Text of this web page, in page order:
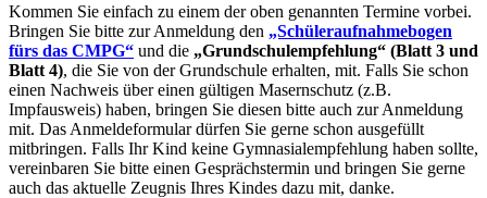
Kommen Sie einfach zu einem der oben genannten Termine vorbei.
Bringen Sie bitte zur Anmeldung den „Schüleraufnahmebogen
fürs das CMPG“ und die „Grundschulempfehlung“ (Blatt 3 und
Blatt 4), die Sie von der Grundschule erhalten, mit. Falls Sie schon
einen Nachweis über einen gültigen Masernschutz (z.B.
Impfausweis) haben, bringen Sie diesen bitte auch zur Anmeldung
mit. Das Anmeldeformular dürfen Sie gerne schon ausgefüllt
mitbringen. Falls Ihr Kind keine Gymnasialempfehlung haben sollte,
vereinbaren Sie bitte einen Gesprächstermin und bringen Sie gerne
auch das aktuelle Zeugnis Ihres Kindes dazu mit, danke.